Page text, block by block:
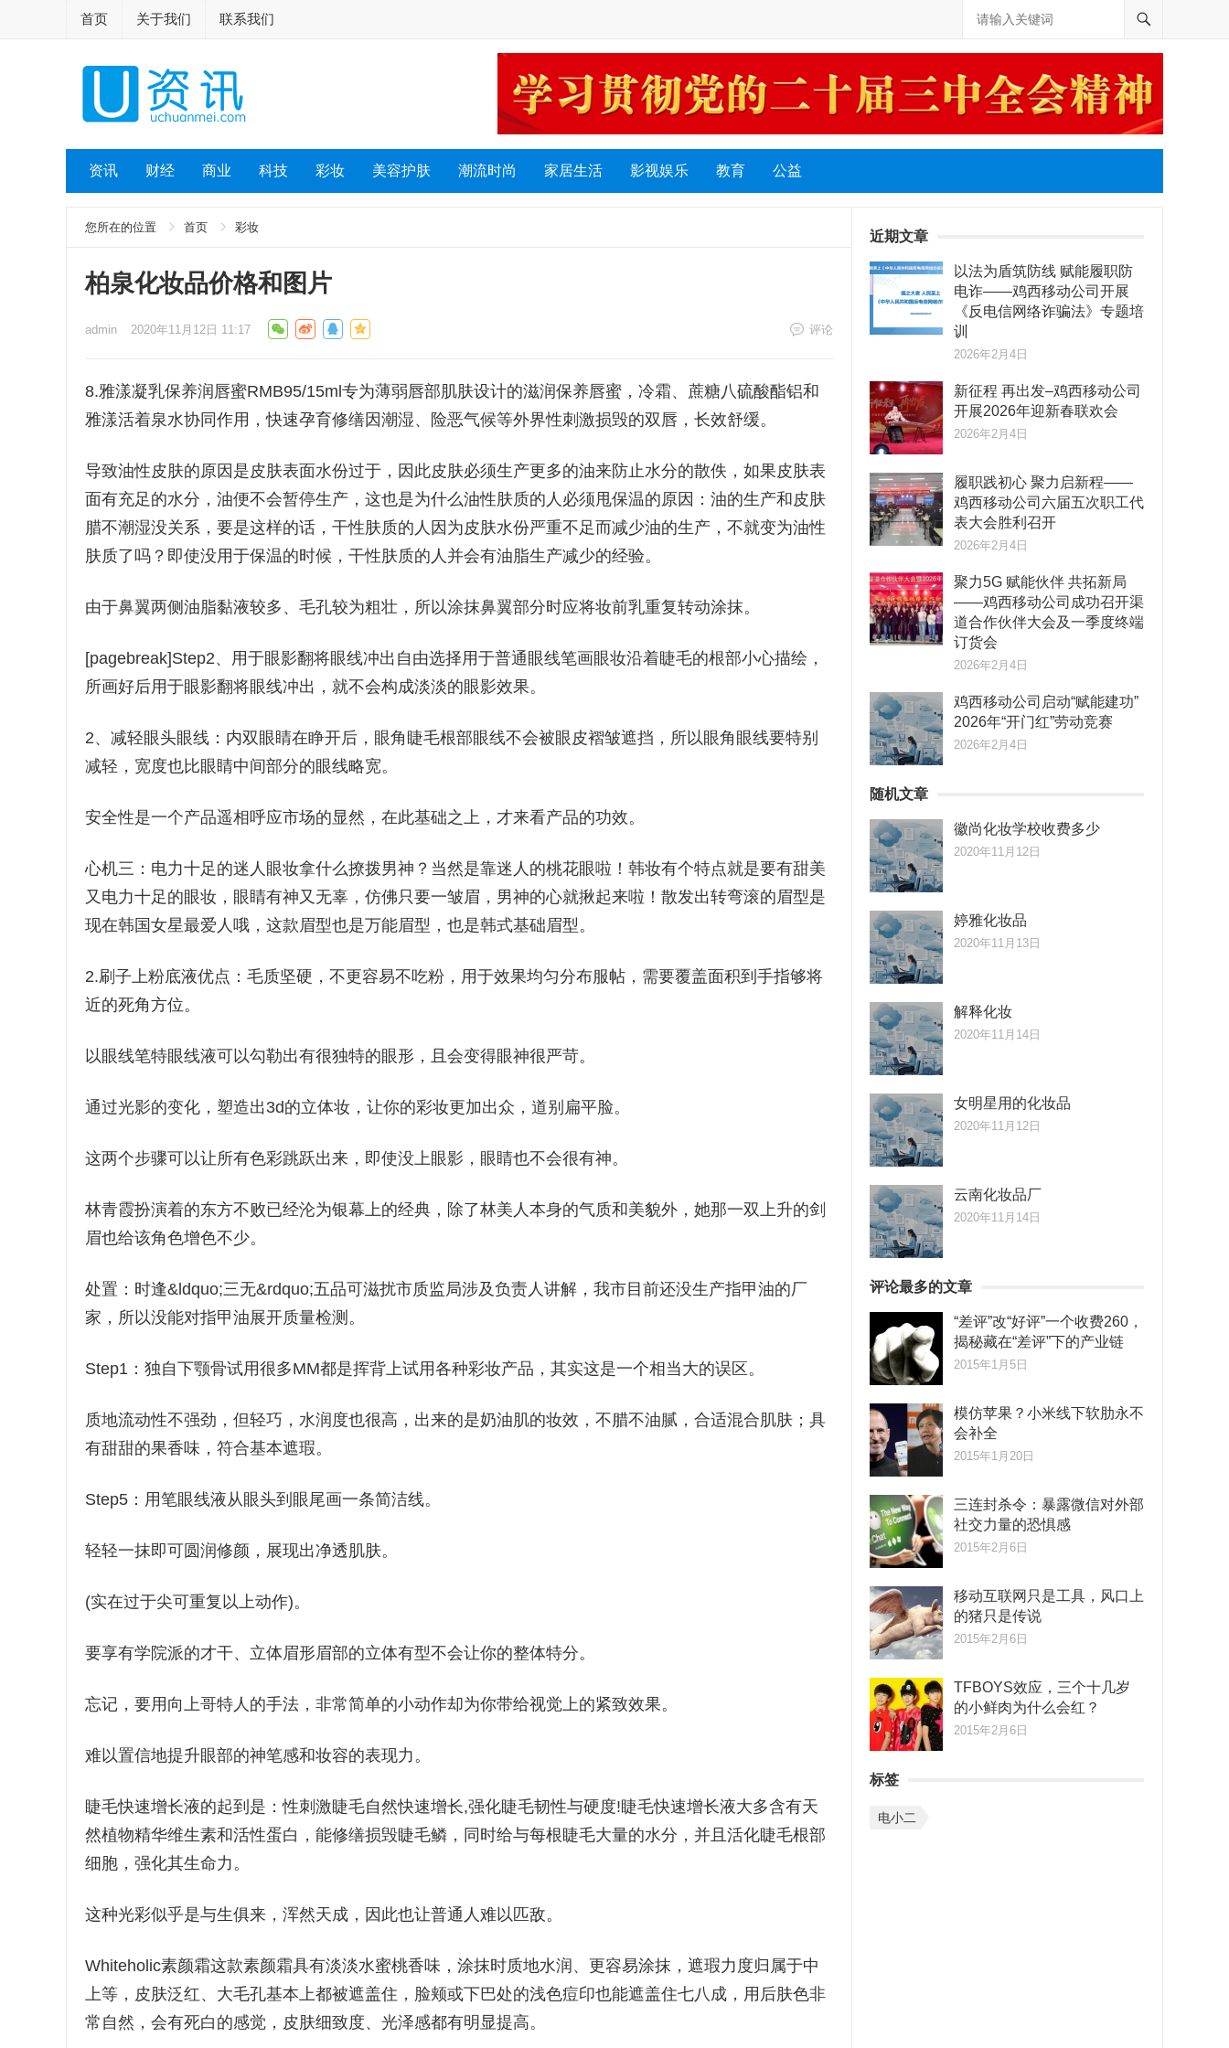
首页 关于我们 联系我们
资讯 财经 商业 科技 彩妆 美容护肤 潮流时尚 家居生活 影视娱乐 教育 公益
您所在的位置 首页 彩妆
柏泉化妆品价格和图片
admin 2020年11月12日 11:17 评论
8.雅漾凝乳保养润唇蜜RMB95/15ml专为薄弱唇部肌肤设计的滋润保养唇蜜，冷霜、蔗糖八硫酸酯铝和
雅漾活着泉水协同作用，快速孕育修缮因潮湿、险恶气候等外界性刺激损毁的双唇，长效舒缓。
导致油性皮肤的原因是皮肤表面水份过于，因此皮肤必须生产更多的油来防止水分的散佚，如果皮肤表
面有充足的水分，油便不会暂停生产，这也是为什么油性肤质的人必须甩保温的原因：油的生产和皮肤
腊不潮湿没关系，要是这样的话，干性肤质的人因为皮肤水份严重不足而减少油的生产，不就变为油性
肤质了吗？即使没用于保温的时候，干性肤质的人并会有油脂生产减少的经验。
由于鼻翼两侧油脂黏液较多、毛孔较为粗壮，所以涂抹鼻翼部分时应将妆前乳重复转动涂抹。
[pagebreak]Step2、用于眼影翻将眼线冲出自由选择用于普通眼线笔画眼妆沿着睫毛的根部小心描绘，
所画好后用于眼影翻将眼线冲出，就不会构成淡淡的眼影效果。
2、减轻眼头眼线：内双眼睛在睁开后，眼角睫毛根部眼线不会被眼皮褶皱遮挡，所以眼角眼线要特别
减轻，宽度也比眼睛中间部分的眼线略宽。
安全性是一个产品遥相呼应市场的显然，在此基础之上，才来看产品的功效。
心机三：电力十足的迷人眼妆拿什么撩拨男神？当然是靠迷人的桃花眼啦！韩妆有个特点就是要有甜美
又电力十足的眼妆，眼睛有神又无辜，仿佛只要一皱眉，男神的心就揪起来啦！散发出转弯滚的眉型是
现在韩国女星最爱人哦，这款眉型也是万能眉型，也是韩式基础眉型。
2.刷子上粉底液优点：毛质坚硬，不更容易不吃粉，用于效果均匀分布服帖，需要覆盖面积到手指够将
近的死角方位。
以眼线笔特眼线液可以勾勒出有很独特的眼形，且会变得眼神很严苛。
通过光影的变化，塑造出3d的立体妆，让你的彩妆更加出众，道别扁平脸。
这两个步骤可以让所有色彩跳跃出来，即使没上眼影，眼睛也不会很有神。
林青霞扮演着的东方不败已经沦为银幕上的经典，除了林美人本身的气质和美貌外，她那一双上升的剑
眉也给该角色增色不少。
处置：时逢&ldquo;三无&rdquo;五品可滋扰市质监局涉及负责人讲解，我市目前还没生产指甲油的厂
家，所以没能对指甲油展开质量检测。
Step1：独自下颚骨试用很多MM都是挥背上试用各种彩妆产品，其实这是一个相当大的误区。
质地流动性不强劲，但轻巧，水润度也很高，出来的是奶油肌的妆效，不腊不油腻，合适混合肌肤；具
有甜甜的果香味，符合基本遮瑕。
Step5：用笔眼线液从眼头到眼尾画一条简洁线。
轻轻一抹即可圆润修颜，展现出净透肌肤。
(实在过于尖可重复以上动作)。
要享有学院派的才干、立体眉形眉部的立体有型不会让你的整体特分。
忘记，要用向上哥特人的手法，非常简单的小动作却为你带给视觉上的紧致效果。
难以置信地提升眼部的神笔感和妆容的表现力。
睫毛快速增长液的起到是：性刺激睫毛自然快速增长,强化睫毛韧性与硬度!睫毛快速增长液大多含有天
然植物精华维生素和活性蛋白，能修缮损毁睫毛鳞，同时给与每根睫毛大量的水分，并且活化睫毛根部
细胞，强化其生命力。
这种光彩似乎是与生俱来，浑然天成，因此也让普通人难以匹敌。
Whiteholic素颜霜这款素颜霜具有淡淡水蜜桃香味，涂抹时质地水润、更容易涂抹，遮瑕力度归属于中
上等，皮肤泛红、大毛孔基本上都被遮盖住，脸颊或下巴处的浅色痘印也能遮盖住七八成，用后肤色非
常自然，会有死白的感觉，皮肤细致度、光泽感都有明显提高。
近期文章
以法为盾筑防线 赋能履职防
电诈——鸡西移动公司开展
《反电信网络诈骗法》专题培
训
2026年2月4日
新征程 再出发–鸡西移动公司
开展2026年迎新春联欢会
2026年2月4日
履职践初心 聚力启新程——
鸡西移动公司六届五次职工代
表大会胜利召开
2026年2月4日
聚力5G 赋能伙伴 共拓新局
——鸡西移动公司成功召开渠
道合作伙伴大会及一季度终端
订货会
2026年2月4日
鸡西移动公司启动“赋能建功”
2026年“开门红”劳动竞赛
2026年2月4日
随机文章
徽尚化妆学校收费多少
2020年11月12日
婷雅化妆品
2020年11月13日
解释化妆
2020年11月14日
女明星用的化妆品
2020年11月12日
云南化妆品厂
2020年11月14日
评论最多的文章
“差评”改“好评”一个收费260，
揭秘藏在“差评”下的产业链
2015年1月5日
模仿苹果？小米线下软肋永不
会补全
2015年1月20日
三连封杀令：暴露微信对外部
社交力量的恐惧感
2015年2月6日
移动互联网只是工具，风口上
的猪只是传说
2015年2月6日
TFBOYS效应，三个十几岁
的小鲜肉为什么会红？
2015年2月6日
标签
电小二